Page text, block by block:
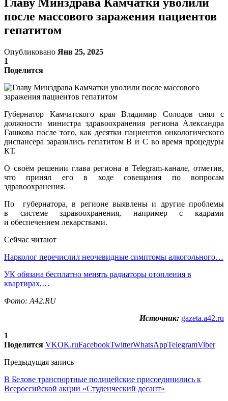
после массового заражения пациентов
гепатитом
Опубликовано Янв 25, 2025
1
Поделится
Губернатор Камчатского края Владимир Солодов снял с
должности министра здравоохранения региона Александра
Гашкова после того, как десятки пациентов онкологического
диспансера заразились гепатитом В и С во время процедуры
КТ.
О своём решении глава региона в Telegram-канале, отметив,
что принял его в ходе совещания по вопросам
здравоохранения.
По губернатора, в регионе выявлены и другие проблемы
в системе здравоохранения, например с кадрами
и обеспечением лекарствами.
Сейчас читают
Нарколог перечислил неочевидные симптомы алкогольного…
УК обязана бесплатно менять радиаторы отопления в
квартирах,…
Фото: A42.RU
Источник: gazeta.a42.ru
1
Поделится VKOK.ruFacebookTwitterWhatsAppTelegramViber
Предыдущая запись
В Белове транспортные полицейские присоединились к
Всероссийской акции «Студенческий десант»